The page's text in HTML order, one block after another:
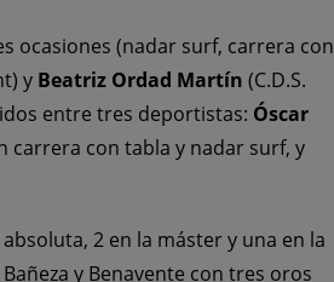
ocasiones (nadar surf, carrera con
y Beatriz Ordad Martín (C.D.S.
entre tres deportistas: Óscar
carrera con tabla y nadar surf, y
2 en la máster y una en la
Bañeza y Benavente con tres oros